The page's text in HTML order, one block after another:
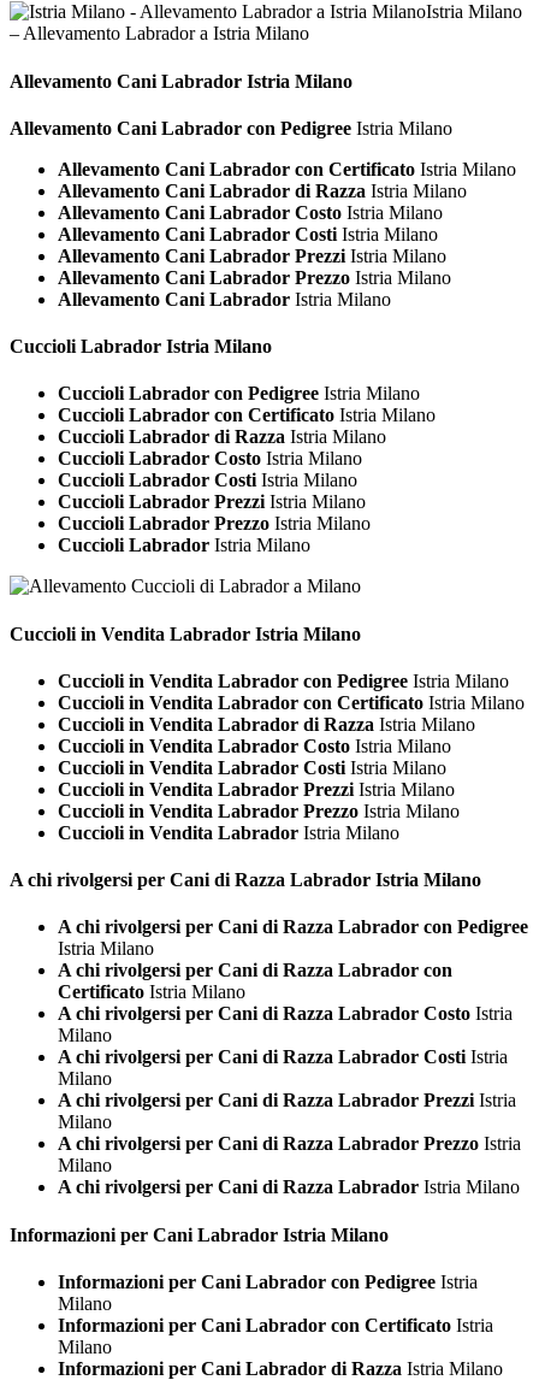
Istria Milano
– Allevamento Labrador a Istria Milano
Allevamento Cani Labrador Istria Milano
Allevamento Cani Labrador con Pedigree Istria Milano
Allevamento Cani Labrador con Certificato Istria Milano
Allevamento Cani Labrador di Razza Istria Milano
Allevamento Cani Labrador Costo Istria Milano
Allevamento Cani Labrador Costi Istria Milano
Allevamento Cani Labrador Prezzi Istria Milano
Allevamento Cani Labrador Prezzo Istria Milano
Allevamento Cani Labrador Istria Milano
Cuccioli Labrador Istria Milano
Cuccioli Labrador con Pedigree Istria Milano
Cuccioli Labrador con Certificato Istria Milano
Cuccioli Labrador di Razza Istria Milano
Cuccioli Labrador Costo Istria Milano
Cuccioli Labrador CostiIstria Milano
Cuccioli Labrador PrezziIstria Milano
Cuccioli Labrador Prezzo Istria Milano
Cuccioli Labrador Istria Milano
Cuccioli in Vendita Labrador Istria Milano
Cuccioli in Vendita Labrador con Pedigree Istria Milano
Cuccioli in Vendita Labrador con Certificato Istria Milano
Cuccioli in Vendita Labrador di Razza Istria Milano
Cuccioli in Vendita Labrador Costo Istria Milano
Cuccioli in Vendita Labrador Costi Istria Milano
Cuccioli in Vendita Labrador Prezzi Istria Milano
Cuccioli in Vendita Labrador Prezzo Istria Milano
Cuccioli in Vendita Labrador Istria Milano
A chi rivolgersi per Cani di Razza Labrador Istria Milano
A chi rivolgersi per Cani di Razza Labrador con Pedigree
Istria Milano
A chi rivolgersi per Cani di Razza Labrador con
Certificato Istria Milano
A chi rivolgersi per Cani di Razza Labrador Costo Istria
Milano
A chi rivolgersi per Cani di Razza Labrador CostiIstria
Milano
A chi rivolgersi per Cani di Razza Labrador PrezziIstria
Milano
A chi rivolgersi per Cani di Razza Labrador Prezzo Istria
Milano
A chi rivolgersi per Cani di Razza Labrador Istria Milano
Informazioni per Cani Labrador Istria Milano
Informazioni per Cani Labrador con Pedigree Istria
Milano
Informazioni per Cani Labrador con Certificato Istria
Milano
Informazioni per Cani Labrador di Razza Istria Milano